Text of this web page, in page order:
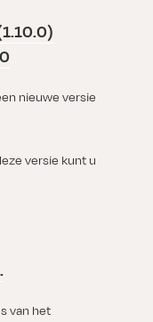
nieuwe versie
versie kunt u
van het